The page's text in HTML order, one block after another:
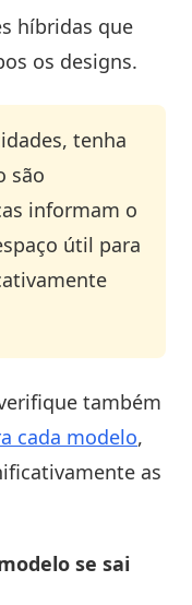
híbridas que
os designs.
tenha
são
informam o
útil para
também
cada modelo,
as
se sai